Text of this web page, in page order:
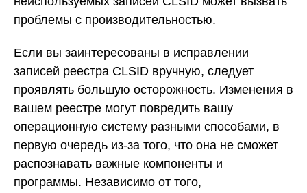
проблемы с производительностью.
Если вы заинтересованы в исправлении
записей реестра CLSID вручную, следует
проявлять большую осторожность. Изменения в
вашем реестре могут повредить вашу
операционную систему разными способами, в
первую очередь из-за того, что она не сможет
распознавать важные компоненты и
программы. Независимо от того,